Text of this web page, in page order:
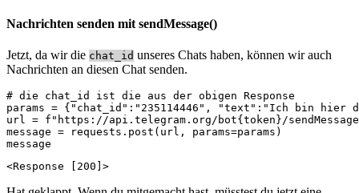
Nachrichten senden mit sendMessage()
Jetzt, da wir die chat_id unseres Chats haben, können wir auch
Nachrichten an diesen Chat senden.
# die chat_id ist die aus der obigen Response
params = {"chat_id":"235114446", "text":"Ich bin hier
url = f"https://api.telegram.org/bot{token}/
message = requests.post(url, params=params)
message
<Response [200]>